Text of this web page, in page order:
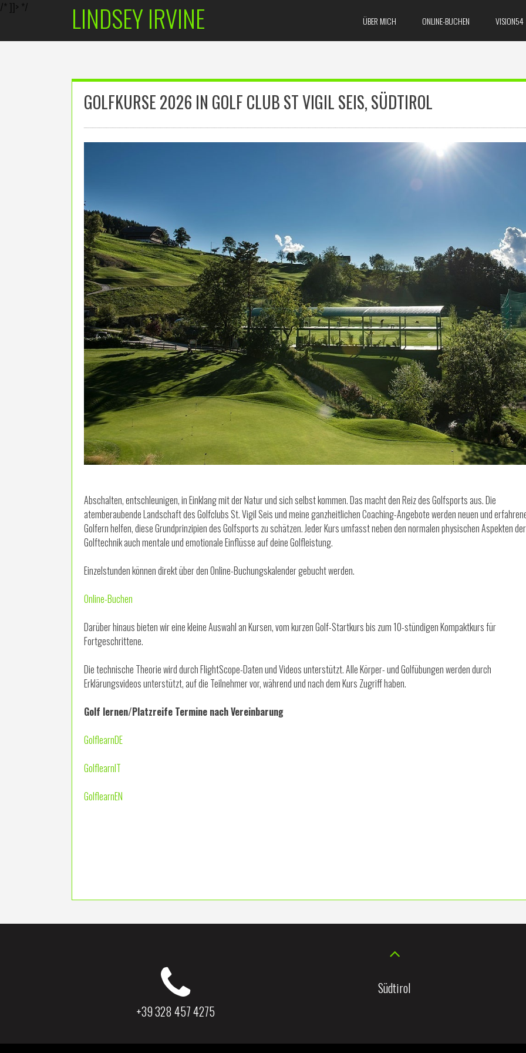
/* ]]> */
LINDSEY IRVINE ÜBER MICH ONLINE-BUCHEN VISION54
GOLFKURSE 2026 IN GOLF CLUB ST VIGIL SEIS, SÜDTIROL
Abschalten, entschleunigen, in Einklang mit der Natur und sich selbst kommen. Das macht den Reiz des Golfsports aus. Die
atemberaubende Landschaft des Golfclubs St. Vigil Seis und meine ganzheitlichen Coaching-Angebote werden neuen und
Golfern helfen, diese Grundprinzipien des Golfsports zu schätzen. Jeder Kurs umfasst neben den normalen physischen Aspekten der
Golftechnik auch mentale und emotionale Einflüsse auf deine Golfleistung.
Einzelstunden können direkt über den Online-Buchungskalender gebucht werden.
Online-Buchen
Darüber hinaus bieten wir eine kleine Auswahl an Kursen, vom kurzen Golf-Startkurs bis zum 10-stündigen Kompaktkurs für
Fortgeschrittene.
Die technische Theorie wird durch FlightScope-Daten und Videos unterstützt. Alle Körper- und Golfübungen werden durch
Erklärungsvideos unterstützt, auf die Teilnehmer vor, während und nach dem Kurs Zugriff haben.
Golf lernen/Platzreife Termine nach Vereinbarung
GolflearnDE
GolflearnIT
GolflearnEN
+39 328 457 4275
Südtirol